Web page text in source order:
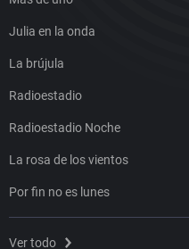
Julia en la onda
La brújula
Radioestadio
Radioestadio Noche
La rosa de los vientos
Por fin no es lunes
Ver todo